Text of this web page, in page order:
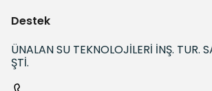
Destek
ÜNALAN SU TEKNOLOJİLERİ İNŞ. TUR.
ŞTİ.